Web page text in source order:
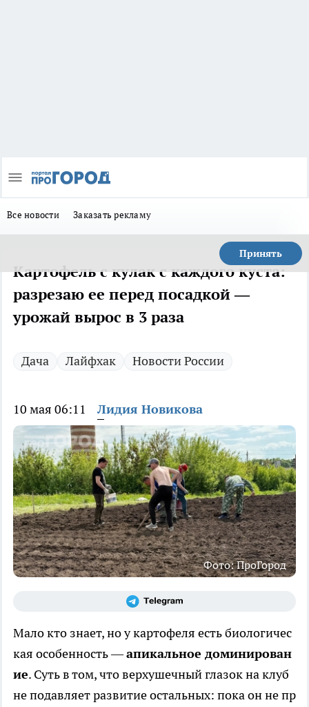
Все новости Заказать рекламу
Принять
Картофель с кулак с каждого куста:
разрезаю ее перед посадкой —
урожай вырос в 3 раза
Дача Лайфхак Новости России
10 мая 06:11 Лидия Новикова
Фото: ПроГород
Мало кто знает, но у картофеля есть биологичес
кая особенность —апикальное доминирован
ие. Суть в том, что верхушечный глазок на клуб
не подавляет развитие остальных: пока он не пр